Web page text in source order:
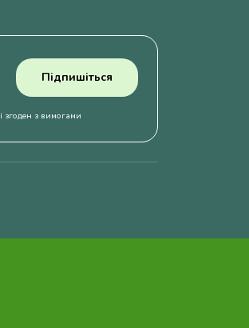
Підпишіться
і згоден з вимогами